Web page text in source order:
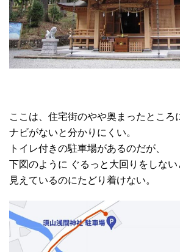
ここは、住宅街のやや奥まったところ
ナビがないと分かりにくい。
トイレ付きの駐車場があるのだが、
下図のように ぐるっと大回りをしない
見えているのにたどり着けない。